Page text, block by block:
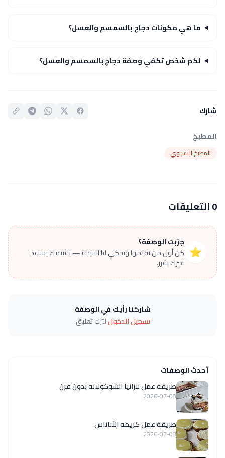
ما هي مكونات دجاج بالسمسم والعسل؟
لكم شخص تكفي وصفة دجاج بالسمسم والعسل؟
شارك
المطبخ
المطبخ الآسيوي
0 التعليقات
⭐
جرّبت الوصفة؟
كن أول من يقيّمها ويحكي لنا النتيجة — تقييمك يساعد
غيرك يقرر.
شاركنا رأيك في الوصفة
تسجيل الدخوللترك تعليق.
أحدث الوصفات
طريقة عمل لازانيا الشوكولاته بدون فرن
2026-07-08
طريقة عمل كريمة الأناناس
2026-07-08